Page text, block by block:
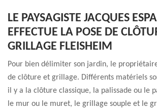
LE PAYSAGISTE JACQUES
EFFECTUE LA POSE DE
GRILLAGE FLEISHEIM
Pour bien délimiter son jardin, le
de clôture et grillage. Différents matériels
il y a la clôture classique, la palissade ou le
le mur ou le muret, le grillage souple et le